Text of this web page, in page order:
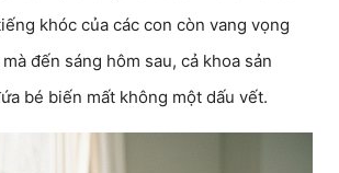
khóc của các con còn vang vọng
đến sáng hôm sau, cả khoa sản
bé biến mất không một dấu vết.